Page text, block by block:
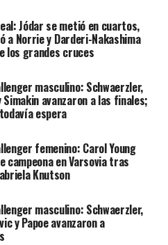
y la de Sebastián Báez esta
frente al ruso Daniil
en el último Gran Slam del
al 6to. trofeo de 2023,
de Córdoba, los ATP 500
y Washington, y el Masters
masculino, este domingo
Jódar se metió en cuartos,
a Norrie y Darderi-Nakashima
los grandes cruces
masculino: Schwaerzler,
Simakin avanzaron a las finales;
espera
femenino: Carol Young
campeona en Varsovia tras
Knutson
masculino: Schwaerzler,
y Papoe avanzaron a